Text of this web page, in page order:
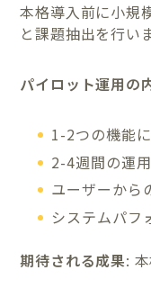
本格導入前に小規
と課題抽出を行いま
パイロット運用の
1-2つの機能
2-4週間の運
ユーザーから
システムパフ
期待される成果: